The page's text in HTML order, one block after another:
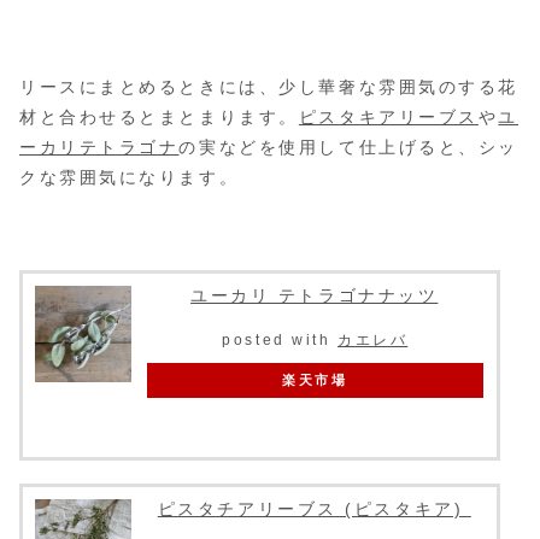
リースにまとめるときには、少し華奢な雰囲気のする花
材と合わせるとまとまります。
ピスタキアリーブス やユ
ーカリテトラゴナの実などを使用して仕上げると、シッ
クな雰囲気になります。
ユーカリ テトラゴナナッツ
posted with カエレバ
楽天市場
ピスタチアリーブス (ピスタキア)